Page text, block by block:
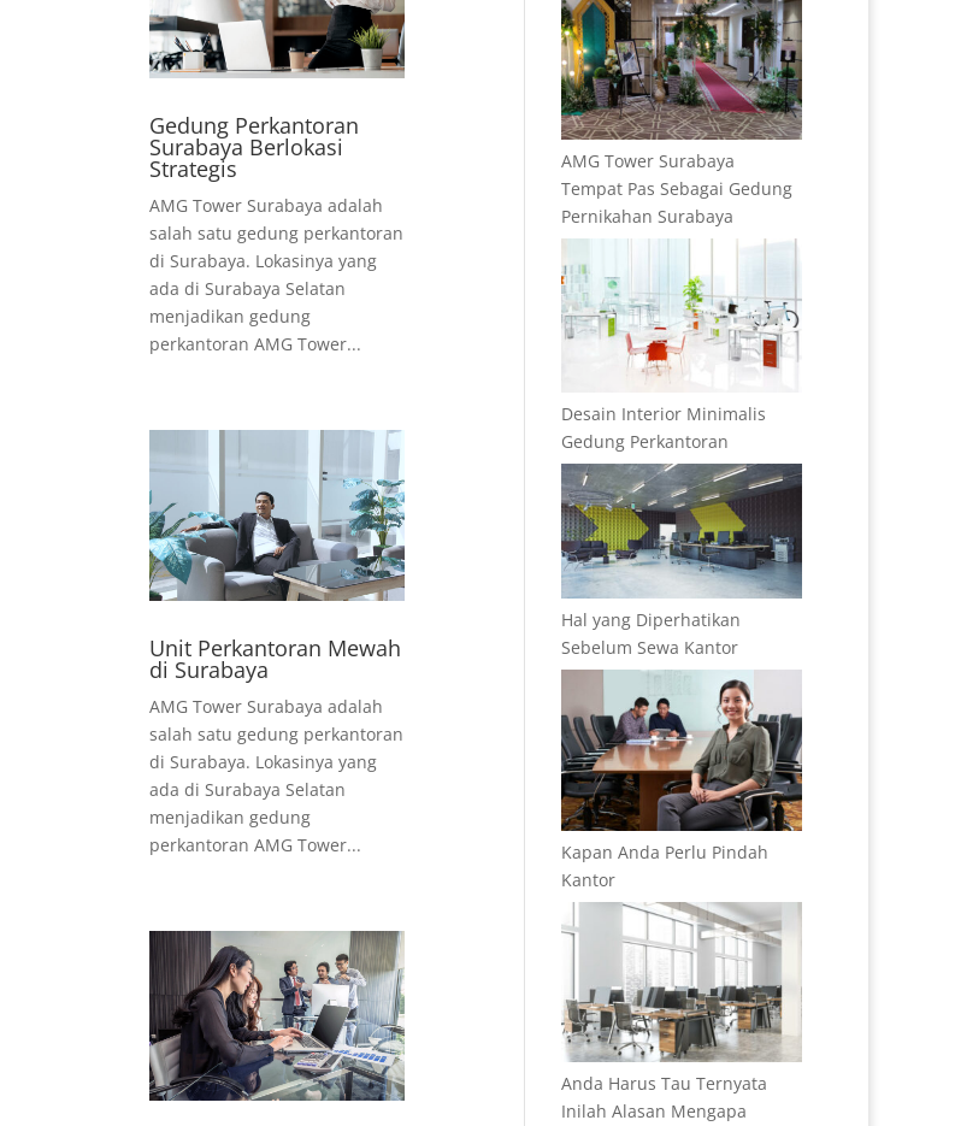
Gedung Perkantoran
Surabaya Berlokasi
Strategis
AMG Tower Surabaya adalah
salah satu gedung perkantoran
di Surabaya. Lokasinya yang
ada di Surabaya Selatan
menjadikan gedung
perkantoran AMG Tower...
Unit Perkantoran Mewah
di Surabaya
AMG Tower Surabaya adalah
salah satu gedung perkantoran
di Surabaya. Lokasinya yang
ada di Surabaya Selatan
menjadikan gedung
perkantoran AMG Tower...
AMG Tower Surabaya
Tempat Pas Sebagai Gedung
Pernikahan Surabaya
Desain Interior Minimalis
Gedung Perkantoran
Hal yang Diperhatikan
Sebelum Sewa Kantor
Kapan Anda Perlu Pindah
Kantor
Anda Harus Tau Ternyata
Inilah Alasan Mengapa